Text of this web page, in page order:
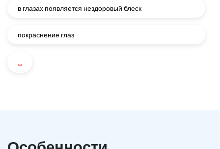
в глазах появляется нездоровый блеск
покраснение глаз
...